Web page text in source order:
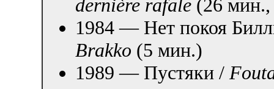
dernière rafale (26
1984 — Нет покоя
Brakko (5 мин.)
1989 — Пустяки /